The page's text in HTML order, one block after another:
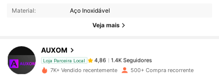
Material: Aço Inoxidável
Veja mais
AUXOM
Loja Parceira Local
4,86 1.4K Seguidores
4,86 1.4K Seguidores
7K+ Vendido recentemente 500+ Compra recorrente